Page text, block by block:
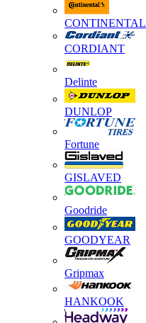
CONTINENTAL
CORDIANT
Delinte
DUNLOP
Fortune
GISLAVED
Goodride
GOODYEAR
Gripmax
HANKOOK